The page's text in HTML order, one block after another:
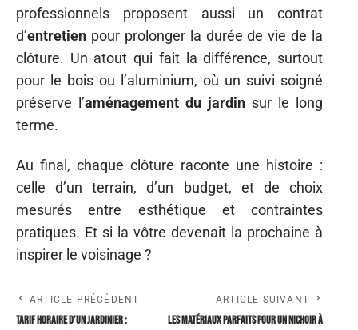
professionnels proposent aussi un contrat
d’entretien pour prolonger la durée de vie de la
clôture. Un atout qui fait la différence, surtout
pour le bois ou l’aluminium, où un suivi soigné
préserve l’aménagement du jardin sur le long
terme.
Au final, chaque clôture raconte une histoire :
celle d’un terrain, d’un budget, et de choix
mesurés entre esthétique et contraintes
pratiques. Et si la vôtre devenait la prochaine à
inspirer le voisinage ?
ARTICLE PRÉCÉDENT
Tarif horaire d’un jardinier :
ARTICLE SUIVANT
Les matériaux parfaits pour un nichoir à